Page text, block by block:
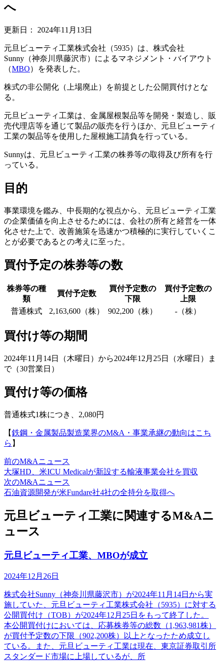
へ
更新日： 2024年11月13日
元旦ビューティ工業株式会社（5935）は、株式会社
Sunny（神奈川県藤沢市）によるマネジメント・バイアウト
（MBO）を発表した。
株式の非公開化（上場廃止）を前提とした公開買付けとな
る。
元旦ビューティ工業は、金属屋根製品等を開発・製造し、販
売代理店等を通じて製品の販売を行うほか、元旦ビューティ
工業の製品等を使用した屋根施工請負を行っている。
Sunnyは、元旦ビューティ工業の株券等の取得及び所有を行
っている。
目的
事業環境を鑑み、中長期的な視点から、元旦ビューティ工業
の企業価値を向上させるためには、会社の所有と経営を一体
化させた上で、改善施策を迅速かつ積極的に実行していくこ
とが必要であるとの考えに至った。
買付予定の株券等の数
株券等の種
類
買付予定数
買付予定数の
下限
買付予定数の
上限
普通株式
2,163,600（株） 902,200（株） -（株）
買付け等の期間
2024年11月14日（木曜日）から2024年12月25日（水曜日）ま
で（30営業日）
買付け等の価格
普通株式1株につき、2,080円
【鉄鋼・金属製品製造業界のM&A・事業承継の動向はこち
ら 】
前のM&Aニュース
大塚HD、米ICU Medicalが新設する輸液事業会社を買収
次のM&Aニュース
石油資源開発が米Fundare社4社の全持分を取得へ
元旦ビューティ工業に関連するM&Aニ
ュース
元旦ビューティ工業、MBOが成立
2024年12月26日
株式会社Sunny（神奈川県藤沢市）が2024年11月14日から実
施していた、元旦ビューティ工業株式会社（5935）に対する
公開買付け（TOB）が2024年12月25日をもって終了した。
本公開買付けにおいては、応募株券等の総数（1,963,981株）
が買付予定数の下限（902,200株）以上となったため成立し
ている。また、元旦ビューティ工業は現在、東京証券取引所
スタンダード市場に上場しているが、所